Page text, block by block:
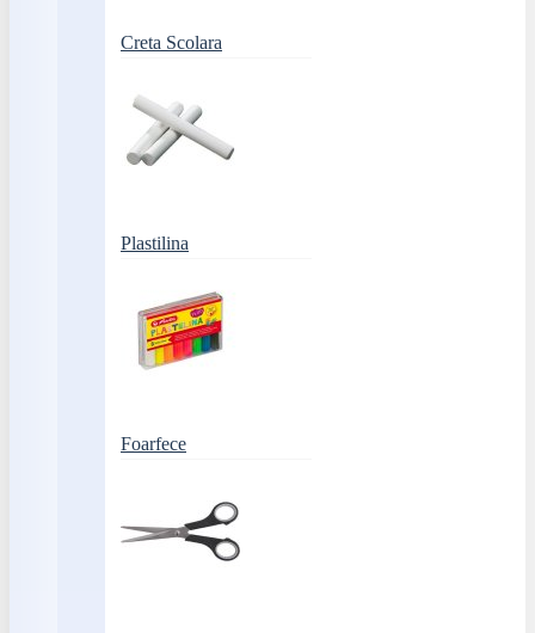
Creta Scolara
Plastilina
Foarfece